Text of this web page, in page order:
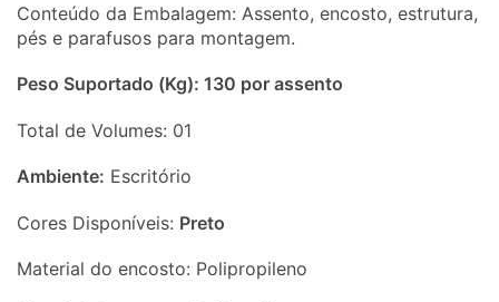
Conteúdo da Embalagem: Assento, encosto, estrutura,
pés e parafusos para montagem.
Peso Suportado (Kg): 130 por assento
Total de Volumes: 01
Ambiente: Escritório
Cores Disponíveis: Preto
Material do encosto: Polipropileno